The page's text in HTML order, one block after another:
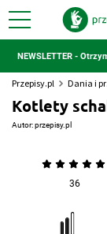
NEWSLETTER -
Przepisy.pl Dania i
Kotlety
Autor:przepisy.pl
36